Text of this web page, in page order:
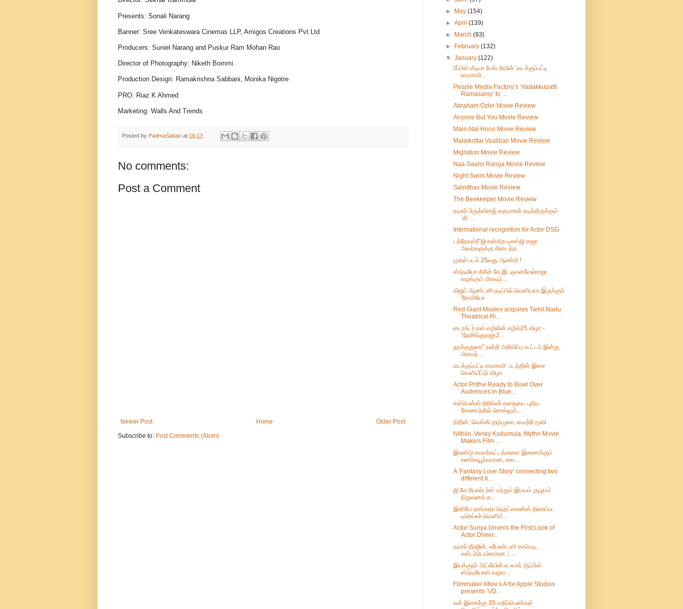
Presents: Sonali Narang
Banner: Sree Venkateswara Cinemas LLP, Amigos Creations Pvt Ltd
Producers: Suniel Narang and Puskur Ram Mohan Rao
Director of Photography: Niketh Bommi
Production Design: Ramakrishna Sabbani, Monika Nigotre
PRO: Riaz K Ahmed
Marketing: Walls And Trends
Posted by PadmaSabari at 16:13
No comments:
Post a Comment
Newer Post Older Post
Home
Subscribe to: Post Comments (Atom)
►
May(154)
►April(139)
►
March(93)
►
February(132)
▼January(122)
பீப்பிள் மீடியா பேக்டரியின் ‘வடக்குப்பட்டி
ராமசாமி...
People Media Factory’s ‘Vadakkupatti
Ramasamy’ to ...
Abraham Ozler Movie Review
Anyone But You Movie Review
Main Atal Hoon Movie Review
Malaikottai Vaaliban Movie Review
Migration Movie Review
Naa Saami Ranga Movie Review
Night Swim Movie Review
Saindhav Movie Review
The Beekeeper Movie Review
நடிகர் பிருத்விராஜ் சுகுமாரன் நடித்திருக்கும்
‘தி ...
International recognition for Actor DSG
டத்தோஸ்ரீ"ஜி என்கிற டிஎஸ்ஜி ராஜா
அவர்களுக்கு கிடைத்த
முதல் படம் 25வது ஆண்டு !
ஸ்டுடியோ கிரீன் கே.இ. ஞானவேல்ராஜா
வழங்கும் மிகவும்...
விஜய் ஆண்டனி நடிப்பில் வெளியாக இருக்கும்
'ரோமியோ
Red Giant Movies acquires Tamil Nadu
Theatrical Ri...
டைரக்டர் எஸ்.எழிலின் எழில்25 விழா -
“தேசிங்குராஜா2...
தூக்குதுரை" நன்றி அறிவிப்பு கூட்டம் இன்று
பிரசாத் ...
வடக்குப்பட்டி ராமசாமி’ படத்தின் இசை
வெளியீட்டு விழா
Actor Prithvi Ready to Bowl Over
Audiences in Blue...
சஸ்பென்ஸ் திரில்லர் கதையை புதிய
கோணத்தில் சொல்லும்...
நிதின், வெங்கி குடுமுலா, மைத்ரி மூவி
Nithiin, Venky Kudumula, Mythri Movie
Makers Film ...
இரண்டு காலக்கட்டங்களை இணைக்கும்
உணர்வுபூர்வமான, சஸ...
A ‘Fantasy Love Story’ connecting two
different ti...
ஜி.கே ரியால்டர்ஸ் மற்றும் இமயம் குழுமம்
நிறுவனங் க...
இனிமே நாங்கதா ஹெட்லைன்ஸ் திரைப்பட
டிரெய்லர் வெளியீ...
Actor Suriya Unveils the First Look of
Actor Dheer...
நடிகர் தீரஜின், ஃபேண்டஸி காமெடி,
என்டர்டெயினரான ‘ட...
இயக்குநர் அட்லீயின் ஏ ஃபார் ஆப்பிள்
ஸ்டுடியோஸ் வழங...
Filmmaker Atlee’s A for Apple Studios
presents ‘VD...
என் இசைக்கு 35 மதிப்பெண்கள்